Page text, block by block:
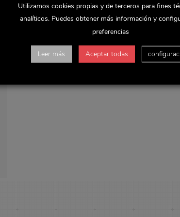
Utilizamos cookies propias y de terceros para fines
analíticos. Puedes obtener más información y
preferencias
Leer más Aceptar todas